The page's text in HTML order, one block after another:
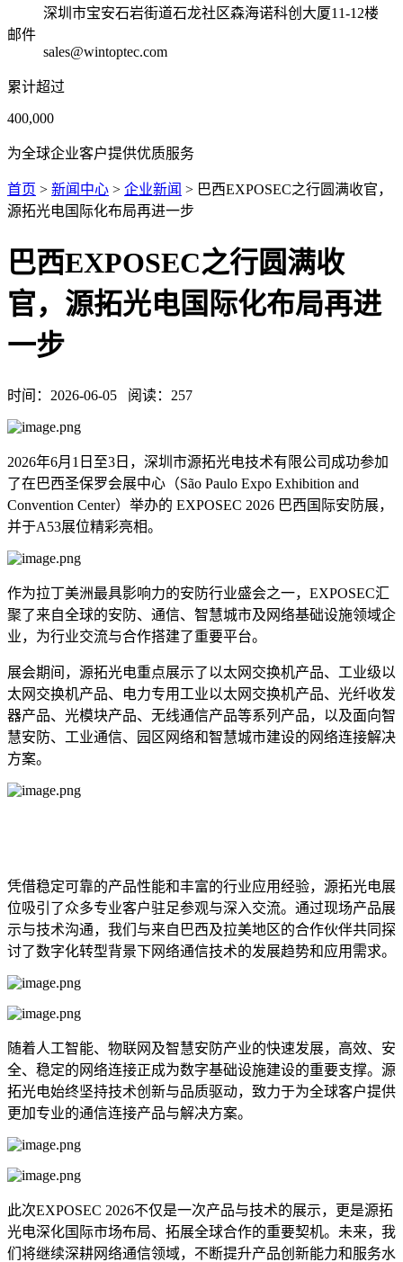
深圳市宝安石岩街道石龙社区森海诺科创大厦11-12楼
邮件
sales@wintoptec.com
累计超过
400,000
为全球企业客户提供优质服务
首页 > 新闻中心 > 企业新闻 > 巴西EXPOSEC之行圆满收官，
源拓光电国际化布局再进一步
巴西EXPOSEC之行圆满收
官，源拓光电国际化布局再进
一步
时间： 2026-06-05 阅读： 257
2026年6月1日至3日，深圳市源拓光电技术有限公司成功参加
了在巴西圣保罗会展中心（São Paulo Expo Exhibition and
Convention Center）举办的 EXPOSEC 2026 巴西国际安防展，
并于A53展位精彩亮相。
作为拉丁美洲最具影响力的安防行业盛会之一，EXPOSEC汇
聚了来自全球的安防、通信、智慧城市及网络基础设施领域企
业，为行业交流与合作搭建了重要平台。
展会期间，源拓光电重点展示了以太网交换机产品、工业级以
太网交换机产品、电力专用工业以太网交换机产品、光纤收发
器产品、光模块产品、无线通信产品等系列产品，以及面向智
慧安防、工业通信、园区网络和智慧城市建设的网络连接解决
方案。
凭借稳定可靠的产品性能和丰富的行业应用经验，源拓光电展
位吸引了众多专业客户驻足参观与深入交流。通过现场产品展
示与技术沟通，我们与来自巴西及拉美地区的合作伙伴共同探
讨了数字化转型背景下网络通信技术的发展趋势和应用需求。
随着人工智能、物联网及智慧安防产业的快速发展，高效、安
全、稳定的网络连接正成为数字基础设施建设的重要支撑。源
拓光电始终坚持技术创新与品质驱动，致力于为全球客户提供
更加专业的通信连接产品与解决方案。
此次EXPOSEC 2026不仅是一次产品与技术的展示，更是源拓
光电深化国际市场布局、拓展全球合作的重要契机。未来，我
们将继续深耕网络通信领域，不断提升产品创新能力和服务水